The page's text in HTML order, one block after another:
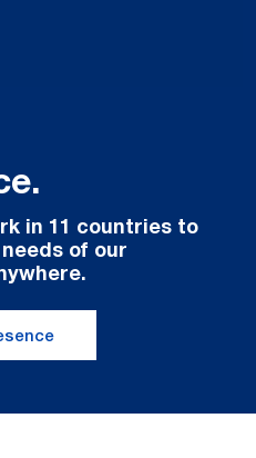
in 11 countries to
of our